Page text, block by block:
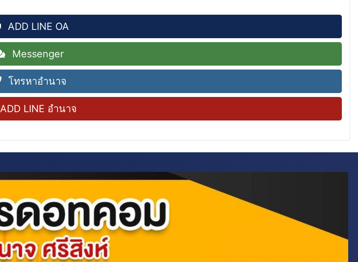
ADD LINE OA
Messenger
โทรหาอำนาจ
ADD LINE อำนาจ